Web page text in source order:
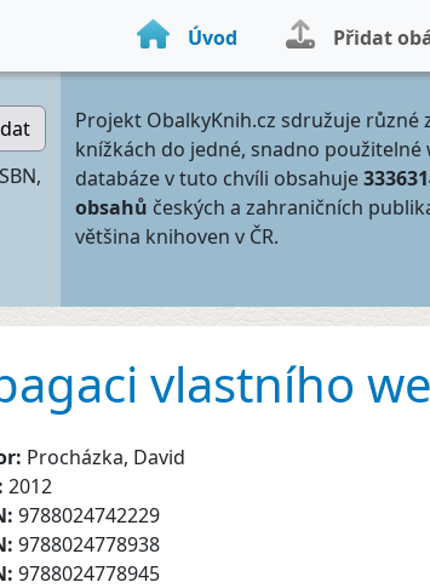
Úvod Přidat
Projekt ObalkyKnih.cz sdružuje různé
knížkách do jedné, snadno použitelné
databáze v tuto chvíli obsahuje
obsahů českých a zahraničních
většina knihoven v ČR.
vlastního
Procházka, David
2012
9788024742229
9788024778938
9788024778945